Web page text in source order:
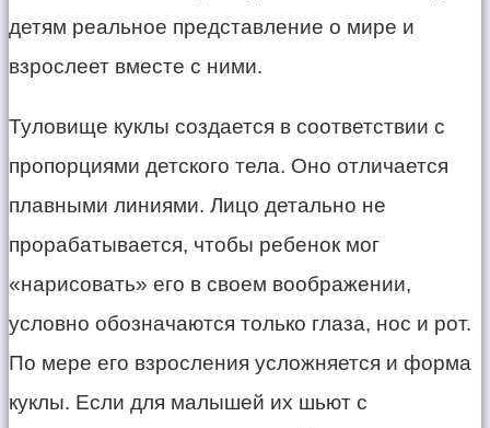
детям реальное представление о мире и
взрослеет вместе с ними.
​Туловище куклы создается в соответствии с
пропорциями детского тела. Оно отличается
плавными линиями. Лицо детально не
прорабатывается, чтобы ребенок мог
«нарисовать» его в своем воображении,
условно обозначаются только глаза, нос и рот.
По мере его взросления усложняется и форма
куклы. Если для малышей их шьют с